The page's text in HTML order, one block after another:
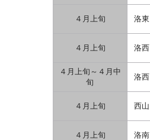
４月上旬 洛東
４月上旬 洛西
４月上旬～４月中
旬
洛西
４月上旬 西山
４月上旬 洛南